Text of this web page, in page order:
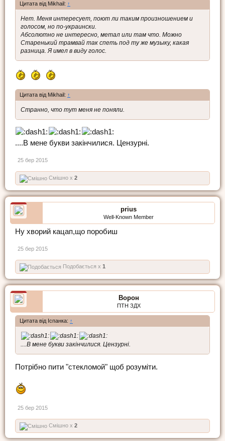
Цитата від Mikhail: ↑
Нет. Меня интересует, поют ли таким произношением и
голосом, но по-украински.
Абсолютно не интересно, метал или там что. Можно
Старенький трамвай так спеть под ту же музыку, какая
разница. Я имел в виду голос.
Цитата від Mikhail: ↑
Странно, что тут меня не поняли.
....В мене букви закінчилися. Цензурні.
25 бер 2015
Смішно x 2
prius
Well-Known Member
Ну хворий кацап,що поробиш
25 бер 2015
Подобається x 1
Ворон
ПТН ЗДХ
Цитата від Іспанка: ↑
....В мене букви закінчилися. Цензурні.
Потрібно пити "стекломой" щоб розуміти.
25 бер 2015
Смішно x 2